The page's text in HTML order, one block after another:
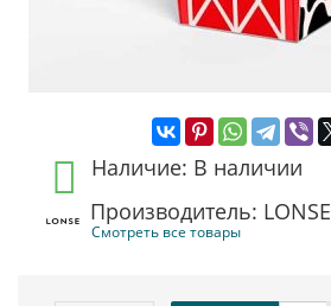
Наличие: В наличии
Производитель: LONSE
Смотреть все товары